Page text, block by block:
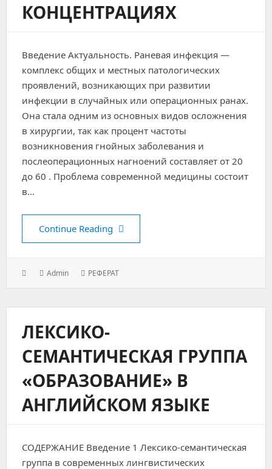
КОНЦЕНТРАЦИЯХ
Введение Актуальность. Раневая инфекция —
комплекс общих и местных патологических
проявлений, возникающих при развитии
инфекции в случайных или операционных ранах.
Она стала одним из основных видов осложнения
в хирургии, так как процент частоты
возникновения гнойных заболевания и
послеоперационных нагноений составляет от 20
до 60 . Проблема современной медицины состоит
в…
Continue Reading Оценка биохимических
PostedAuthor:
Admin Categories:
РЕФЕРАТ
ЛЕКСИКО-
СЕМАНТИЧЕСКАЯ ГРУППА
«ОБРАЗОВАНИЕ» В
АНГЛИЙСКОМ ЯЗЫКЕ
СОДЕРЖАНИЕ Введение 1 Лексико-семантическая
группа в современных лингвистических